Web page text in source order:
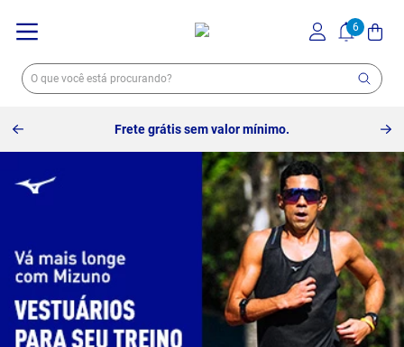
Frete grátis sem valor mínimo.